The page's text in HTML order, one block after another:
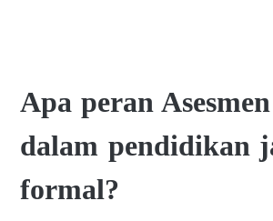
Apa peran
dalam pendidikan
formal?